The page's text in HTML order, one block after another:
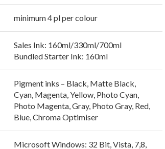
minimum 4 pl per colour
Sales Ink: 160ml/330ml/700ml
Bundled Starter Ink: 160ml
Pigment inks – Black, Matte Black,
Cyan, Magenta, Yellow, Photo Cyan,
Photo Magenta, Gray, Photo Gray, Red,
Blue, Chroma Optimiser
Microsoft Windows: 32 Bit, Vista, 7,8,